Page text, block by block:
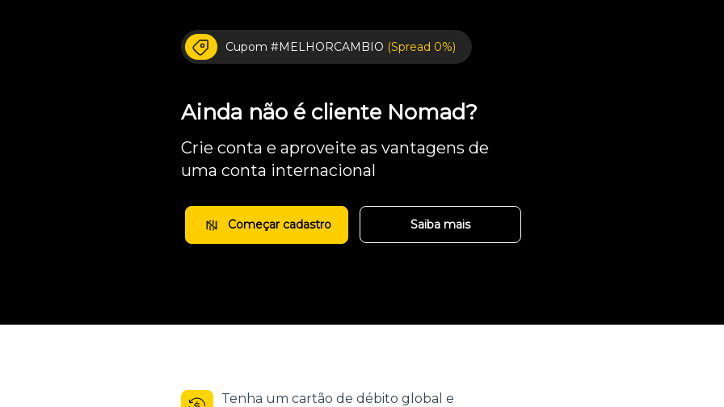
Cupom #MELHORCAMBIO (Spread 0%)
Ainda não é cliente Nomad?
Crie conta e aproveite as vantagens de
uma conta internacional
Começar cadastro Saiba mais
Tenha um cartão de débito global e